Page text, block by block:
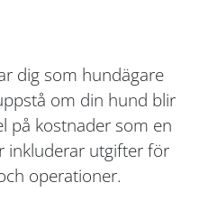
dig som hundägare
om din hund blir
på kostnader som en
inkluderar utgifter för
operationer.